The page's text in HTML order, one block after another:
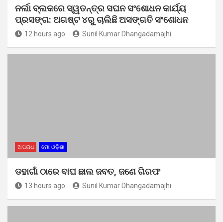
ନର୍ଲା ବ୍ଲକରେ ସ୍ୱତନ୍ତ୍ର ସଘନ ସଂଶୋଧନ କାର୍ଯ୍ୟ
ପ୍ରସଙ୍ଗ: ଅଗଷ୍ଟ ୪ରୁ ଚାଲିଛି ଅସଙ୍ଗତି ସଂଶୋଧନ
12 hours ago Sunil Kumar Dhangadamajhi
ଅପରାଧ ମୋ ଓଡ଼ିଶା
ଡହାଗାଁ ଠାରେ ବାଘ ଛାଲ ଜବତ, ଜଣେ ଗିରଫ
13 hours ago Sunil Kumar Dhangadamajhi